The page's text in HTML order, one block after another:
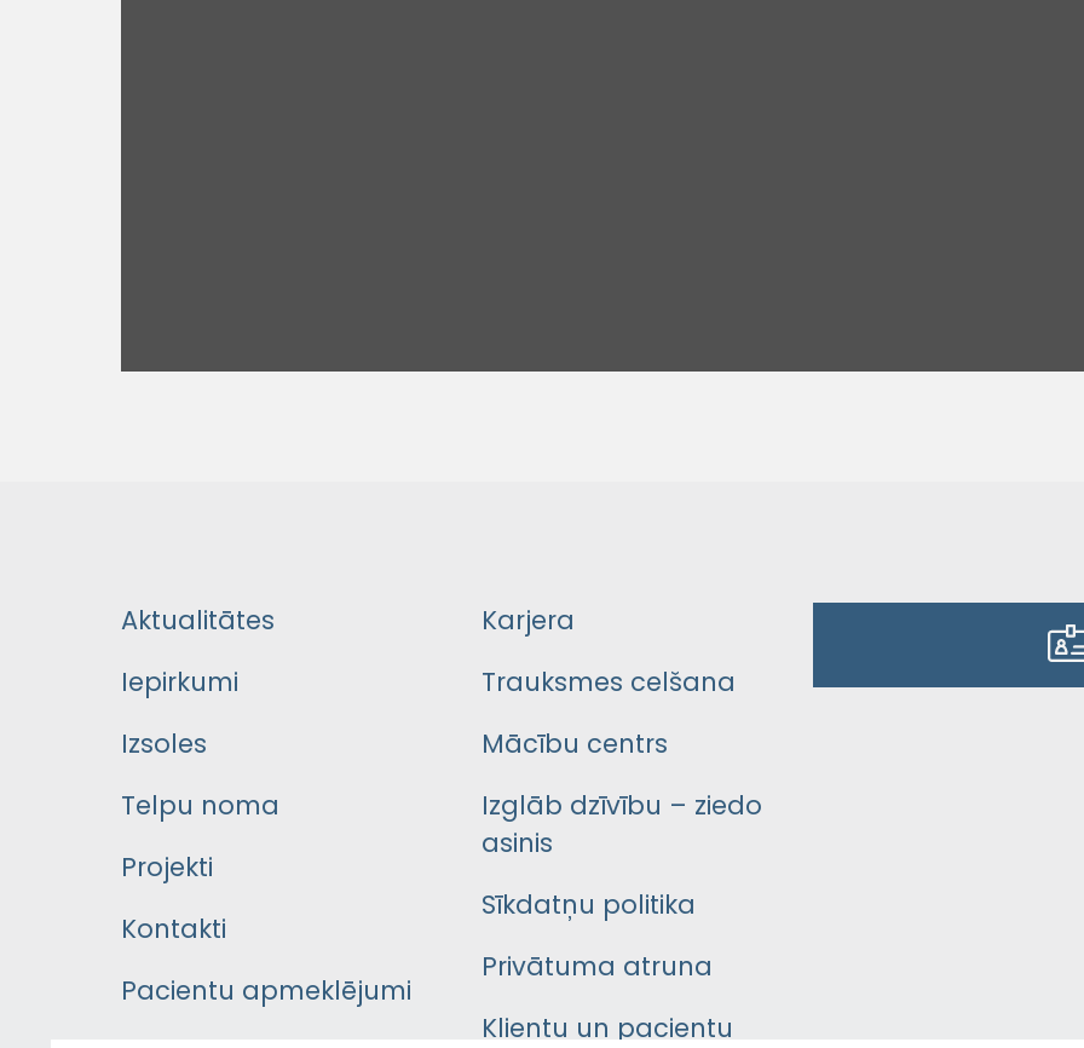
Aktualitātes
Iepirkumi
Izsoles
Telpu noma
Projekti
Kontakti
Pacientu apmeklējumi
Karjera
Trauksmes celšana
Mācību centrs
Izglāb dzīvību – ziedo
asinis
Sīkdatņu politika
Privātuma atruna
Klientu un pacientu